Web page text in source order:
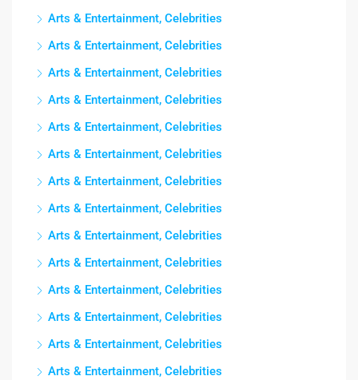
Arts & Entertainment, Celebrities
Arts & Entertainment, Celebrities
Arts & Entertainment, Celebrities
Arts & Entertainment, Celebrities
Arts & Entertainment, Celebrities
Arts & Entertainment, Celebrities
Arts & Entertainment, Celebrities
Arts & Entertainment, Celebrities
Arts & Entertainment, Celebrities
Arts & Entertainment, Celebrities
Arts & Entertainment, Celebrities
Arts & Entertainment, Celebrities
Arts & Entertainment, Celebrities
Arts & Entertainment, Celebrities